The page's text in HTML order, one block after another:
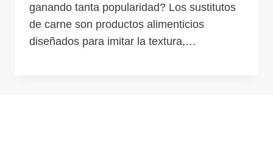
ganando tanta popularidad? Los sustitutos
de carne son productos alimenticios
diseñados para imitar la textura,…